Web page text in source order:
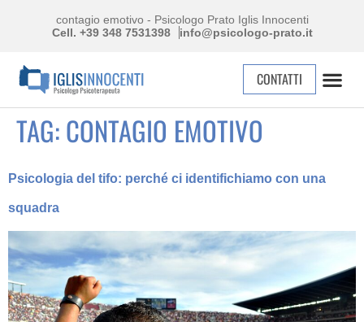
contagio emotivo - Psicologo Prato Iglis Innocenti
Cell. +39 348 7531398
info@psicologo-prato.it
CONTATTI
TAG:CONTAGIO EMOTIVO
Psicologia del tifo: perché ci identifichiamo con una
squadra